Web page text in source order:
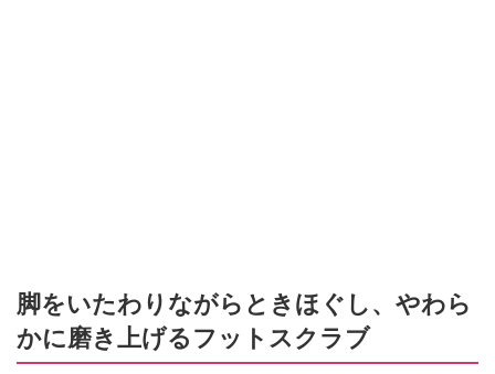
脚をいたわりながらときほぐし、やわら
かに磨き上げるフットスクラブ